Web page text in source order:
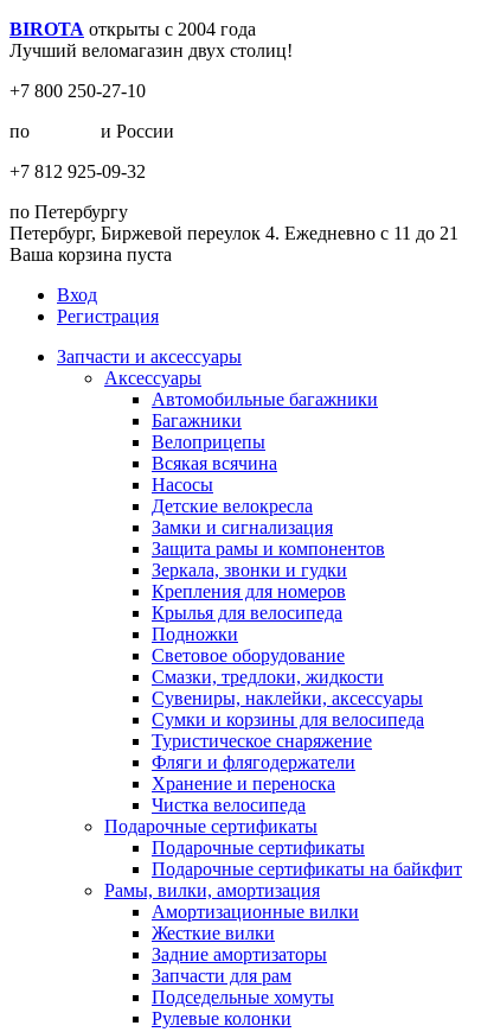
BIROTA открыты с 2004 года
Лучший веломагазин двух столиц!
+7 800 250-27-10
по
и России
+7 812 925-09-32
по Петербургу
Петербург, Биржевой переулок 4. Ежедневно с 11 до 21
Ваша корзина пуста
Вход
Регистрация
Запчасти и аксессуары
Аксессуары
Автомобильные багажники
Багажники
Велоприцепы
Всякая всячина
Насосы
Детские велокресла
Замки и сигнализация
Защита рамы и компонентов
Зеркала, звонки и гудки
Крепления для номеров
Крылья для велосипеда
Подножки
Световое оборудование
Смазки, тредлоки, жидкости
Сувениры, наклейки, аксессуары
Сумки и корзины для велосипеда
Туристическое снаряжение
Фляги и флягодержатели
Хранение и переноска
Чистка велосипеда
Подарочные сертификаты
Подарочные сертификаты
Подарочные сертификаты на байкфит
Рамы, вилки, амортизация
Амортизационные вилки
Жесткие вилки
Задние амортизаторы
Запчасти для рам
Подседельные хомуты
Рулевые колонки